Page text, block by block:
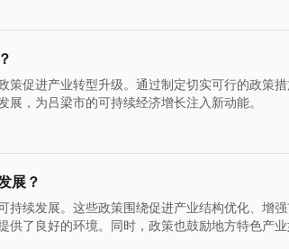
促进产业转型升级。通过制定切实可行的政策
，为吕梁市的可持续经济增长注入新动能。
展？
持续发展。这些政策围绕促进产业结构优化、增
了良好的环境。同时，政策也鼓励地方特色产